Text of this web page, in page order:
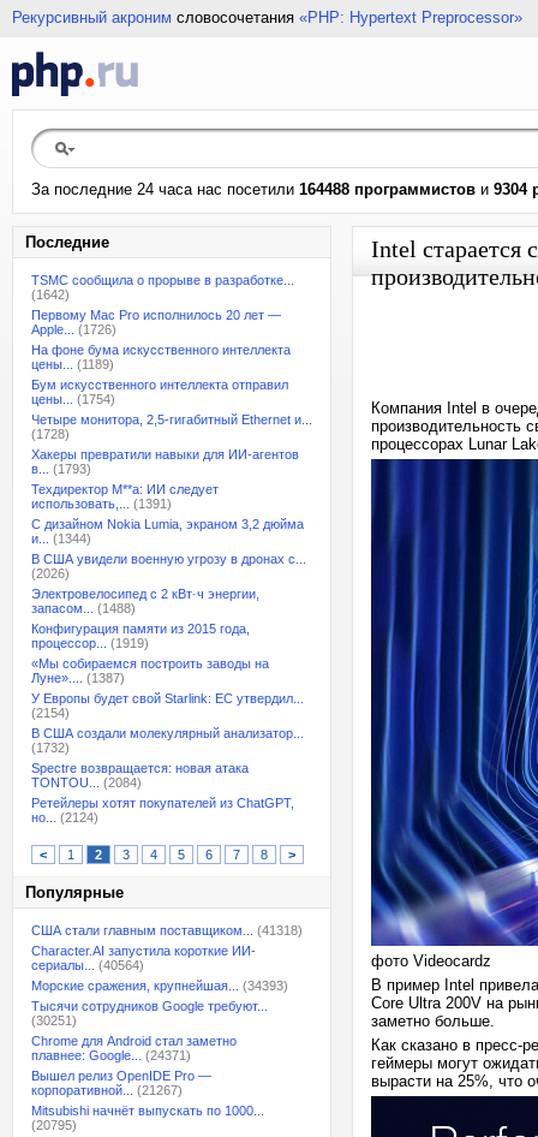
Рекурсивный акроним словосочетания «PHP: Hypertext Preprocessor»
За последние 24 часа нас посетили 164488 программистов и 9304
Последние
TSMC сообщила о прорыве в разработке...
(1642)
Первому Mac Pro исполнилось 20 лет —
Apple...
(1726)
На фоне бума искусственного интеллекта
цены...
(1189)
Бум искусственного интеллекта отправил
цены...
(1754)
Четыре монитора, 2,5-гигабитный Ethernet и...
(1728)
Хакеры превратили навыки для ИИ-агентов
в...
(1793)
Техдиректор M**a: ИИ следует
использовать,...
(1391)
С дизайном Nokia Lumia, экраном 3,2 дюйма
и...
(1344)
В США увидели военную угрозу в дронах с...
(2026)
Электровелосипед с 2 кВт·ч энергии,
запасом...
(1488)
Конфигурация памяти из 2015 года,
процессор...
(1919)
«Мы собираемся построить заводы на
Луне»....
(1387)
У Европы будет свой Starlink: ЕС утвердил...
(2154)
В США создали молекулярный анализатор...
(1732)
Spectre возвращается: новая атака
TONTOU...
(2084)
Ретейлеры хотят покупателей из ChatGPT,
но...
(2124)
< 1 2 3 4 5 6 7 8 >
Популярные
США стали главным поставщиком...
(41318)
Character.AI запустила короткие ИИ-
сериалы...
(40564)
Морские сражения, крупнейшая...
(34393)
Тысячи сотрудников Google требуют...
(30251)
Chrome для Android стал заметно
плавнее: Google...
(24371)
Вышел релиз OpenIDE Pro —
корпоративной...
(21267)
Mitsubishi начнёт выпускать по 1000...
(20795)
Intel старается
Компания Intel в
производительность
процессорах Lunar
фото Videocardz
В пример Intel
Core Ultra 200V на
заметно больше.
Как сказано в пресс-
геймеры могут
вырасти на 25%, что